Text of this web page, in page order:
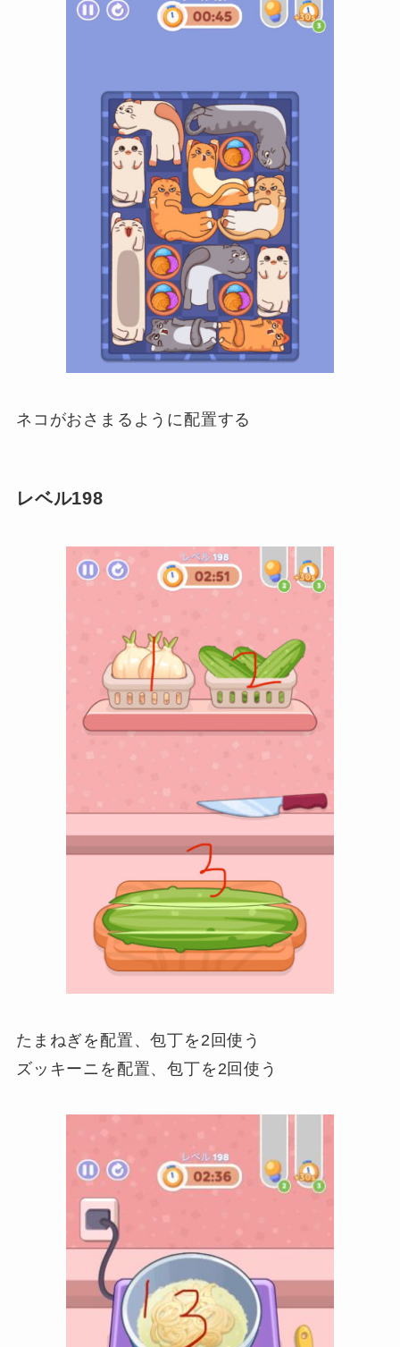
ネコがおさまるように配置する
レベル198
たまねぎを配置、包丁を2回使う
ズッキーニを配置、包丁を2回使う